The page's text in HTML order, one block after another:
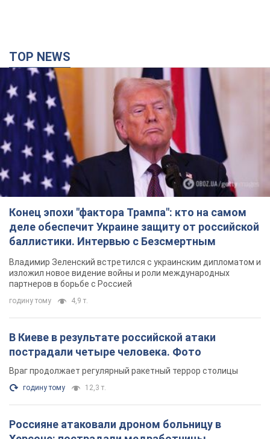
TOP NEWS
Конец эпохи "фактора Трампа": кто на самом
деле обеспечит Украине защиту от российской
баллистики. Интервью с Безсмертным
Владимир Зеленский встретился с украинским дипломатом и
изложил новое видение войны и роли международных
партнеров в борьбе с Россией
годину тому 4,9 т.
В Киеве в результате российской атаки
пострадали четыре человека. Фото
Враг продолжает регулярный ракетный террор столицы
годину тому 12,3 т.
Россияне атаковали дроном больницу в